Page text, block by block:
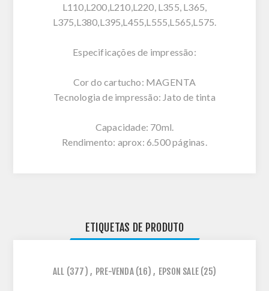
L110,L200,L210,L220, L355, L365,
L375,L380,L395,L455,L555,L565,L575.
Especificações de impressão:
Cor do cartucho: MAGENTA
Tecnologia de impressão: Jato de tinta
Capacidade: 70ml.
Rendimento: aprox: 6.500 páginas.
ETIQUETAS DE PRODUTO
ALL (377) , PRE-VENDA (16) , EPSON SALE (25)